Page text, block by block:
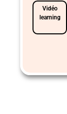
Vidéo
learning